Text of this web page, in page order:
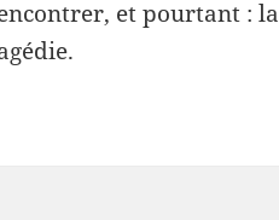
et pourtant : la